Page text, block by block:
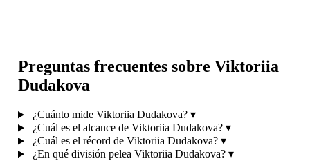
Preguntas frecuentes sobre Viktoriia
Dudakova
¿Cuánto mide Viktoriia Dudakova? ▾
¿Cuál es el alcance de Viktoriia Dudakova? ▾
¿Cuál es el récord de Viktoriia Dudakova? ▾
¿En qué división pelea Viktoriia Dudakova? ▾